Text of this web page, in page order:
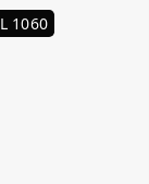
1060